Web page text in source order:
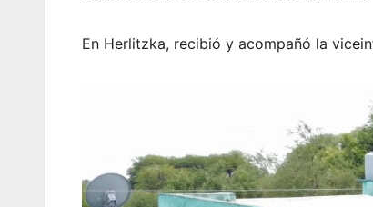
En Herlitzka, recibió y acompañó la